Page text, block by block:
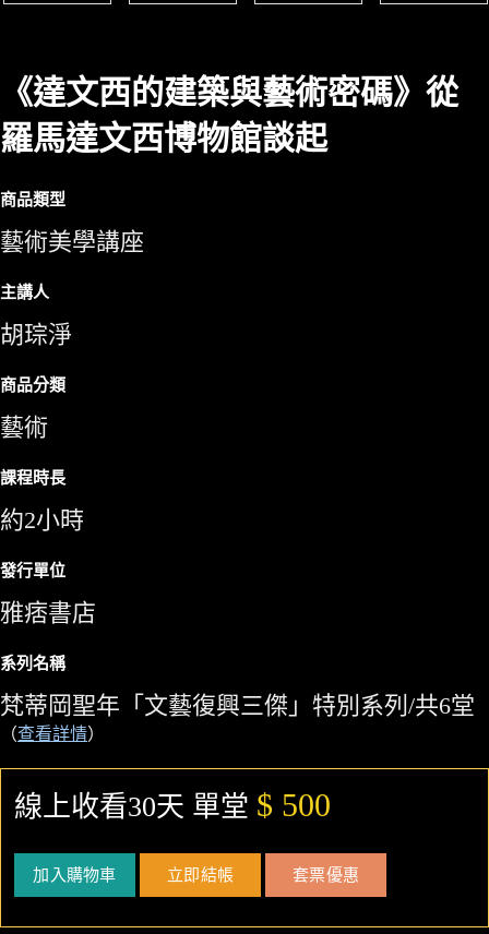
《達文西的建築與藝術密碼》從
羅馬達文西博物館談起
商品類型
藝術美學講座
主講人
胡琮淨
商品分類
藝術
課程時長
約2小時
發行單位
雅痞書店
系列名稱
梵蒂岡聖年「文藝復興三傑」特別系列/共6堂
（查看詳情）
線上收看30天 單堂 $ 500
加入購物車 立即結帳 套票優惠